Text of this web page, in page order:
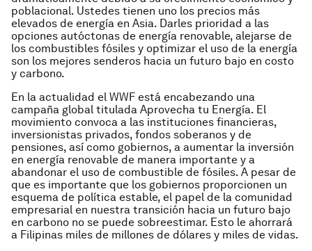
poblacional. Ustedes tienen uno los precios más
elevados de energía en Asia. Darles prioridad a las
opciones autóctonas de energía renovable, alejarse de
los combustibles fósiles y optimizar el uso de la energía
son los mejores senderos hacia un futuro bajo en costo
y carbono.
En la actualidad el WWF está encabezando una
campaña global titulada Aprovecha tu Energía. El
movimiento convoca a las instituciones financieras,
inversionistas privados, fondos soberanos y de
pensiones, así como gobiernos, a aumentar la inversión
en energía renovable de manera importante y a
abandonar el uso de combustible de fósiles. A pesar de
que es importante que los gobiernos proporcionen un
esquema de política estable, el papel de la comunidad
empresarial en nuestra transición hacia un futuro bajo
en carbono no se puede sobreestimar. Esto le ahorrará
a Filipinas miles de millones de dólares y miles de vidas.